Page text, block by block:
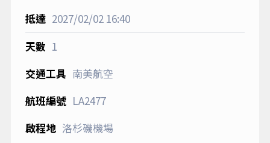
2027/02/0216:40
1
南美航空
LA2477
洛杉磯機場